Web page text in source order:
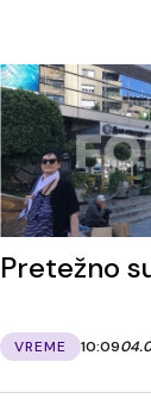
Pretežno
VREME 10:09